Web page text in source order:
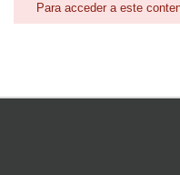
Para acceder a este